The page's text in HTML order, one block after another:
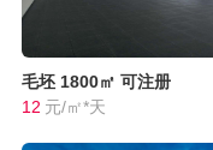
毛坯 1800㎡ 可注册
12 元/㎡*天